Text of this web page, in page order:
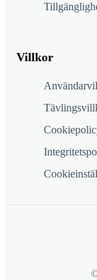
Villkor